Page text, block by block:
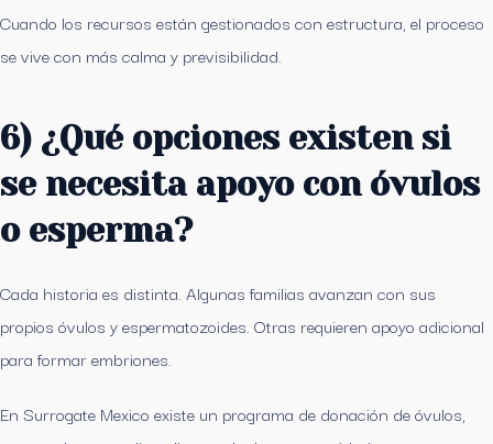
Cuando los recursos están gestionados con estructura, el proceso
se vive con más calma y previsibilidad.
6) ¿Qué opciones existen si
se necesita apoyo con óvulos
o esperma?
Cada historia es distinta. Algunas familias avanzan con sus
propios óvulos y espermatozoides. Otras requieren apoyo adicional
para formar embriones.
En Surrogate Mexico existe un programa de donación de óvulos,